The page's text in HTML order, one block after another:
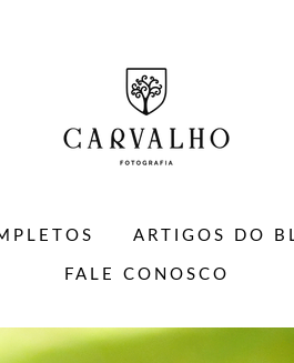
ARTIGOS DO
FALE CONOSCO